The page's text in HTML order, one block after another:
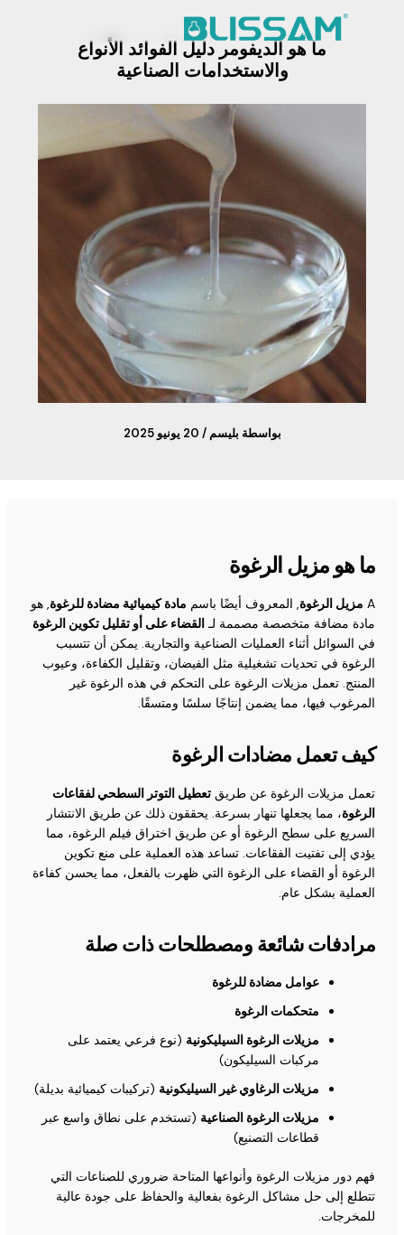
ما هو الديفومر دليل الفوائد الأنواع
والاستخدامات الصناعية
بواسطة بليسم/ 20 يونيو 2025
ما هو مزيل الرغوة
A مزيل الرغوة, المعروف أيضًا باسم مادة كيميائية مضادة للرغوة, هو
مادة مضافة متخصصة مصممة لـالقضاء على أو تقليل تكوين الرغوة
في السوائل أثناء العمليات الصناعية والتجارية. يمكن أن تتسبب
الرغوة في تحديات تشغيلية مثل الفيضان، وتقليل الكفاءة، وعيوب
المنتج. تعمل مزيلات الرغوة على التحكم في هذه الرغوة غير
المرغوب فيها، مما يضمن إنتاجًا سلسًا ومتسقًا.
كيف تعمل مضادات الرغوة
تعمل مزيلات الرغوة عن طريق تعطيل التوتر السطحي لفقاعات
الرغوة، مما يجعلها تنهار بسرعة. يحققون ذلك عن طريق الانتشار
السريع على سطح الرغوة أو عن طريق اختراق فيلم الرغوة، مما
يؤدي إلى تفتيت الفقاعات. تساعد هذه العملية على منع تكوين
الرغوة أو القضاء على الرغوة التي ظهرت بالفعل، مما يحسن كفاءة
العملية بشكل عام.
مرادفات شائعة ومصطلحات ذات صلة
عوامل مضادة للرغوة
متحكمات الرغوة
مزيلات الرغوة السيليكونية (نوع فرعي يعتمد على
مركبات السيليكون)
مزيلات الرغاوي غير السيليكونية (تركيبات كيميائية بديلة)
مزيلات الرغوة الصناعية (تستخدم على نطاق واسع عبر
قطاعات التصنيع)
فهم دور مزيلات الرغوة وأنواعها المتاحة ضروري للصناعات التي
تتطلع إلى حل مشاكل الرغوة بفعالية والحفاظ على جودة عالية
للمخرجات.